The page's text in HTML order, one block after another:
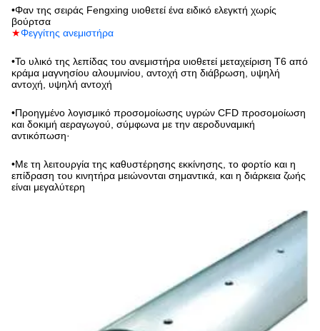
•Φαν της σειράς Fengxing υιοθετεί ένα ειδικό ελεγκτή χωρίς
βούρτσα
★Φεγγίτης ανεμιστήρα
•Το υλικό της λεπίδας του ανεμιστήρα υιοθετεί μεταχείριση T6 από
κράμα μαγνησίου αλουμινίου, αντοχή στη διάβρωση, υψηλή
αντοχή, υψηλή αντοχή
•Προηγμένο λογισμικό προσομοίωσης υγρών CFD προσομοίωση
και δοκιμή αεραγωγού, σύμφωνα με την αεροδυναμική
αντικόπωση·
•Με τη λειτουργία της καθυστέρησης εκκίνησης, το φορτίο και η
επίδραση του κινητήρα μειώνονται σημαντικά, και η διάρκεια ζωής
είναι μεγαλύτερη